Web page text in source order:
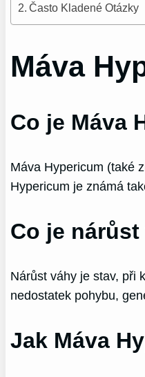
Často Kladené Otázky
Máva
Co je Máva
Máva Hypericum (také
Hypericum je známá
Co je
Nárůst váhy je stav, při
nedostatek pohybu,
Jak Máva